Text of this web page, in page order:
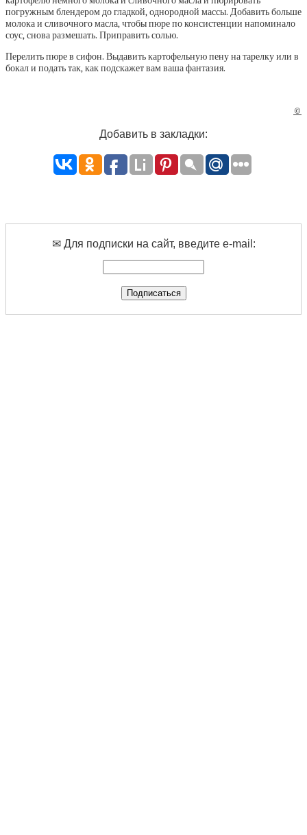
погружным блендером до гладкой, однородной массы. Добавить больше
молока и сливочного масла, чтобы пюре по консистенции напоминало
соус, снова размешать. Приправить солью.
Перелить пюре в сифон. Выдавить картофельную пену на тарелку или в
бокал и подать так, как подскажет вам ваша фантазия.
©
Добавить в закладки:
✉ Для подписки на сайт, введите e-mail: